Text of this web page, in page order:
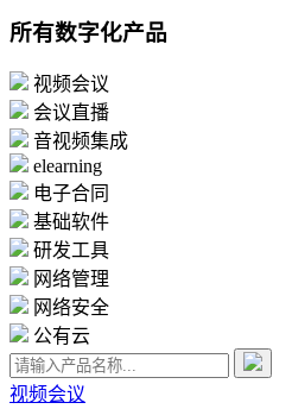
所有数字化产品
视频会议
会议直播
音视频集成
elearning
电子合同
基础软件
研发工具
网络管理
网络安全
公有云
视频会议